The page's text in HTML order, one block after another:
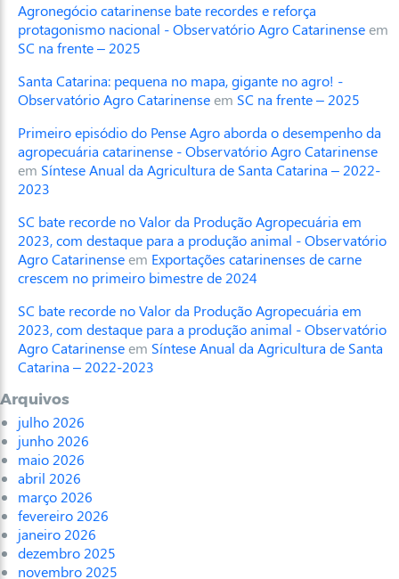
Agronegócio catarinense bate recordes e reforça
protagonismo nacional - Observatório Agro Catarinenseem
SC na frente – 2025
Santa Catarina: pequena no mapa, gigante no agro! -
Observatório Agro Catarinenseem SC na frente – 2025
Primeiro episódio do Pense Agro aborda o desempenho da
agropecuária catarinense - Observatório Agro Catarinense
em Síntese Anual da Agricultura de Santa Catarina – 2022-
2023
SC bate recorde no Valor da Produção Agropecuária em
2023, com destaque para a produção animal - Observatório
Agro Catarinenseem Exportações catarinenses de carne
crescem no primeiro bimestre de 2024
SC bate recorde no Valor da Produção Agropecuária em
2023, com destaque para a produção animal - Observatório
Agro Catarinenseem Síntese Anual da Agricultura de Santa
Catarina – 2022-2023
Arquivos
julho 2026
junho 2026
maio 2026
abril 2026
março 2026
fevereiro 2026
janeiro 2026
dezembro 2025
novembro 2025